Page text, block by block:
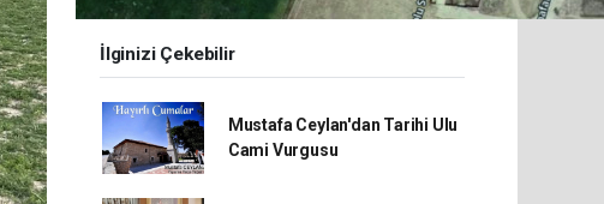
İlginizi Çekebilir
Mustafa Ceylan'dan Tarihi Ulu
Cami Vurgusu